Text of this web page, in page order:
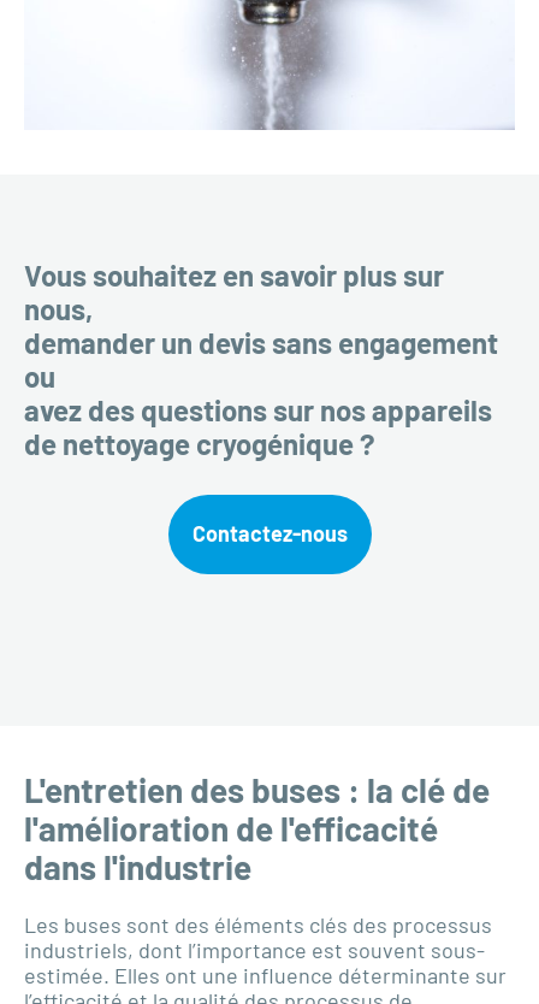
Vous souhaitez en savoir plus sur
nous,
demander un devis sans engagement
ou
avez des questions sur nos appareils
de nettoyage cryogénique ?
Contactez-nous
L'entretien des buses : la clé de
l'amélioration de l'efficacité
dans l'industrie
Les buses sont des éléments clés des processus
industriels, dont l’importance est souvent sous-
estimée. Elles ont une influence déterminante sur